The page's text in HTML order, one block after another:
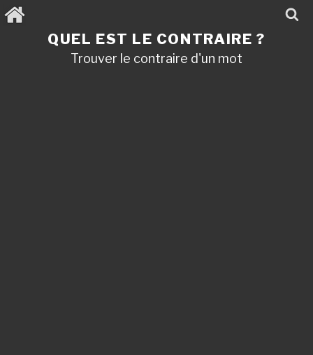
Aller
au
QUEL EST LE CONTRAIRE ?
Trouver le contraire d'un mot